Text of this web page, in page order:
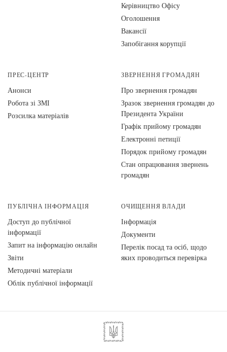
Керівництво Офісу
Оголошення
Вакансії
Запобігання корупції
ПРЕС-ЦЕНТР
Анонси
Робота зі ЗМІ
Розсилка матеріалів
ЗВЕРНЕННЯ ГРОМАДЯН
Про звернення громадян
Зразок звернення громадян до
Президента України
Графік прийому громадян
Електронні петиції
Порядок прийому громадян
Стан опрацювання звернень
громадян
ПУБЛІЧНА ІНФОРМАЦІЯ
Доступ до публічної
інформації
Запит на інформацію онлайн
Звіти
Методичні матеріали
Облік публічної інформації
ОЧИЩЕННЯ ВЛАДИ
Інформація
Документи
Перелік посад та осіб, щодо
яких проводиться перевірка